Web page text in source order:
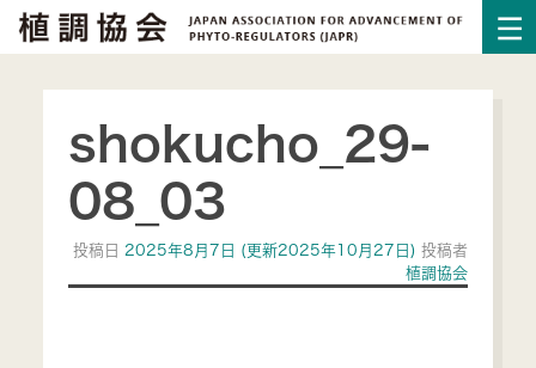
shokucho_29-
08_03
投稿日 2025年8月7日 (更新2025年10月27日)投稿者
植調協会